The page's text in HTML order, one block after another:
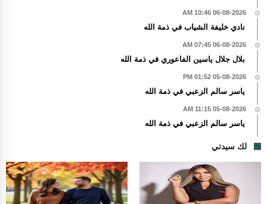
06-08-2026 10:46 AM
نادي خليفة الشياب في ذمة الله
06-08-2026 07:45 AM
بلال جلال ياسين الفاعوري في ذمة الله
05-08-2026 01:52 PM
ياسر سالم الزعبي في ذمة الله
05-08-2026 11:15 AM
ياسر سالم الزعبي في ذمة الله
لك سيدتي